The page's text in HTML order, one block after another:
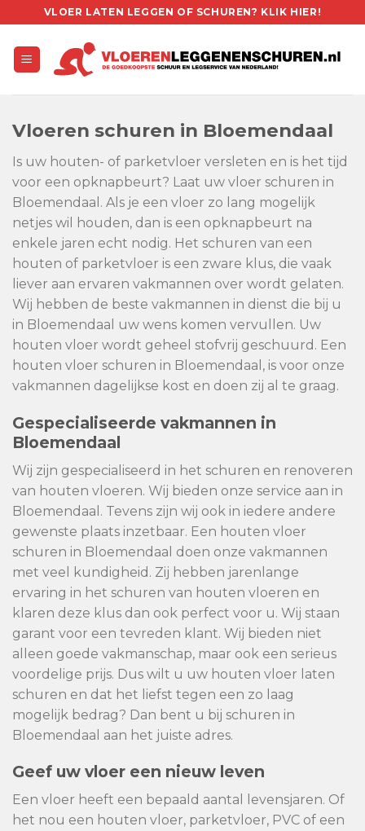
to
content
VLOER LATEN LEGGEN OF SCHUREN? KLIK HIER!
Vloeren schuren in Bloemendaal
Is uw houten- of parketvloer versleten en is het tijd
voor een opknapbeurt? Laat uw vloer schuren in
Bloemendaal. Als je een vloer zo lang mogelijk
netjes wil houden, dan is een opknapbeurt na
enkele jaren echt nodig. Het schuren van een
houten of parketvloer is een zware klus, die vaak
liever aan ervaren vakmannen over wordt gelaten.
Wij hebben de beste vakmannen in dienst die bij u
in Bloemendaal uw wens komen vervullen. Uw
houten vloer wordt geheel stofvrij geschuurd. Een
houten vloer schuren in Bloemendaal, is voor onze
vakmannen dagelijkse kost en doen zij al te graag.
Gespecialiseerde vakmannen in
Bloemendaal
Wij zijn gespecialiseerd in het schuren en renoveren
van houten vloeren. Wij bieden onze service aan in
Bloemendaal. Tevens zijn wij ook in iedere andere
gewenste plaats inzetbaar. Een houten vloer
schuren in Bloemendaal doen onze vakmannen
met veel kundigheid. Zij hebben jarenlange
ervaring in het schuren van houten vloeren en
klaren deze klus dan ook perfect voor u. Wij staan
garant voor een tevreden klant. Wij bieden niet
alleen goede vakmanschap, maar ook een serieus
voordelige prijs. Dus wilt u uw houten vloer laten
schuren en dat het liefst tegen een zo laag
mogelijk bedrag? Dan bent u bij schuren in
Bloemendaal aan het juiste adres.
Geef uw vloer een nieuw leven
Een vloer heeft een bepaald aantal levensjaren. Of
het nou een houten vloer, parketvloer, PVC of een